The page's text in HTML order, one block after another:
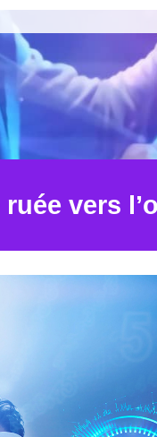
vers